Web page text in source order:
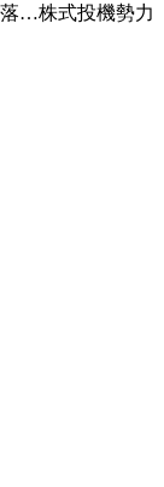
落…株式投機勢力